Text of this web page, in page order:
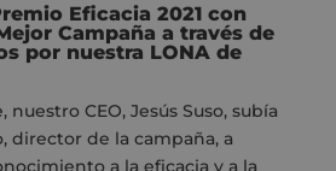
Eficacia 2021 con
Campaña a través de
por nuestra LONA de
CEO, Jesús Suso, subía
director de la campaña, a
a la eficacia y a la